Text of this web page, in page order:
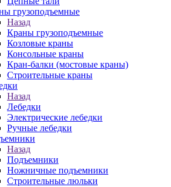
грузоподъемные
Назад
Краны грузоподъемные
Козловые краны
Консольные краны
Кран-балки (мостовые краны)
Строительные краны
Назад
Лебедки
Электрические лебедки
Ручные лебедки
Назад
Подъемники
Ножничные подъемники
Строительные люльки